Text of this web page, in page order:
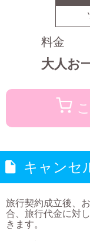
料金
大人お
キャンセ
旅行契約成立後、
合、旅行代金に対
きます。